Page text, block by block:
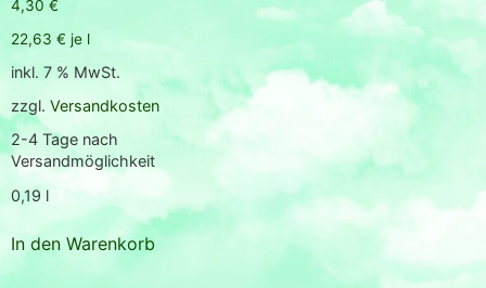
4,30 €
22,63 € je l
inkl. 7 % MwSt.
zzgl. Versandkosten
2-4 Tage nach
Versandmöglichkeit
0,19 l
In den Warenkorb